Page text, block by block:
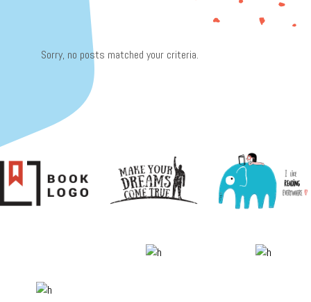
Sorry, no posts matched your criteria.